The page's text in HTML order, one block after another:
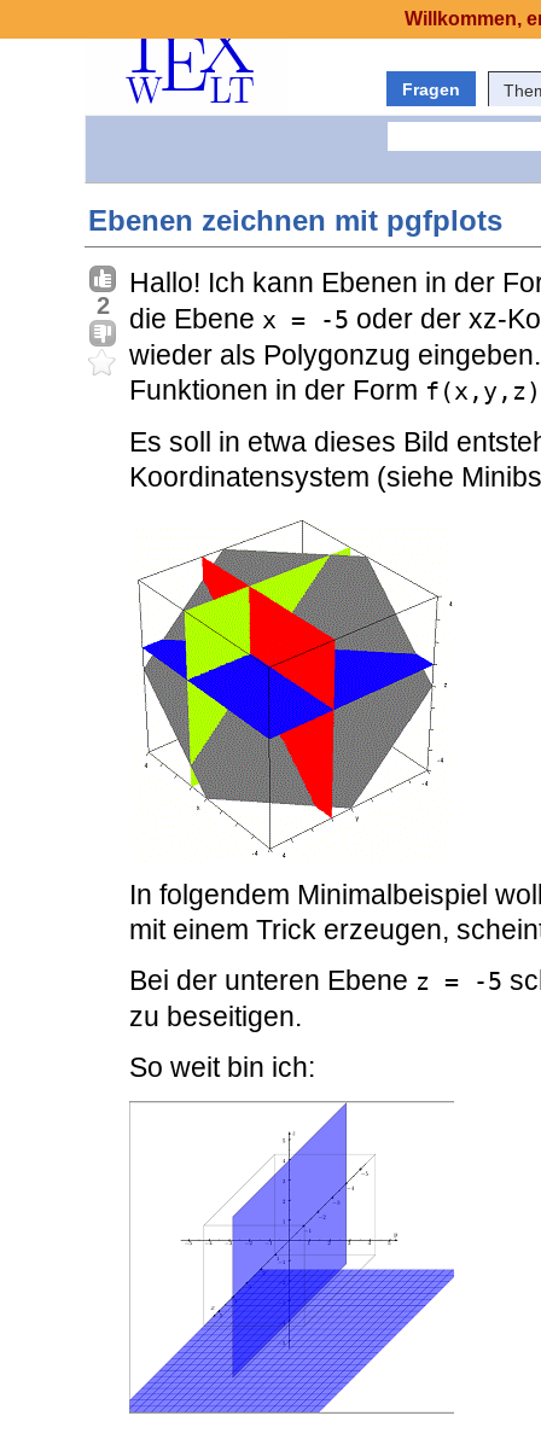
Fragen
Ebenen zeichnen mit pgfplots
2
Hallo! Ich kann Ebenen in der
die Ebene x = -5 oder der xz-
wieder als Polygonzug
Funktionen in der Form
Es soll in etwa dieses Bild
Koordinatensystem (siehe
In folgendem Minimalbeispiel
mit einem Trick erzeugen,
Bei der unteren Ebene z = -5
zu beseitigen.
So weit bin ich:
Willkommen,